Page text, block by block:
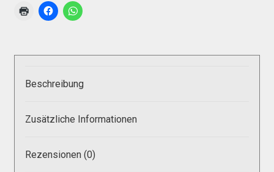
Händlerkonditionen
Sitzpolster und erhöhte Sitzpolster
Preislisten
Beschreibung
Zusätzliche Informationen
Rezensionen (0)